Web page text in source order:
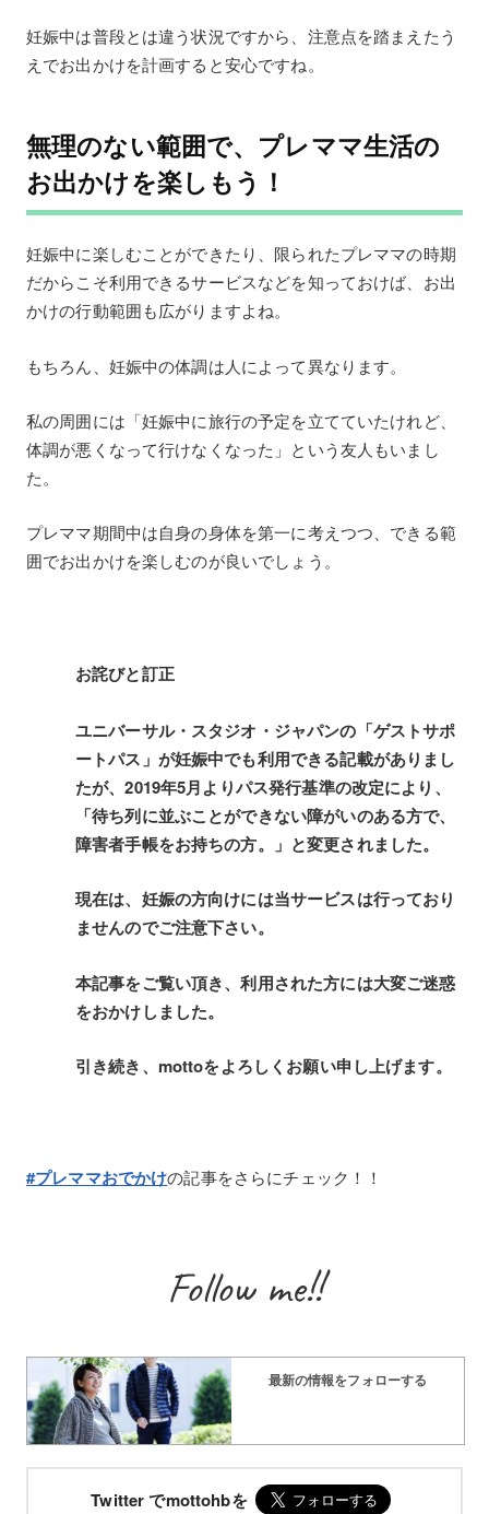
妊娠中は普段とは違う状況ですから、注意点を踏まえたう
えでお出かけを計画すると安心ですね。
無理のない範囲で、プレママ生活の
お出かけを楽しもう！
妊娠中に楽しむことができたり、限られたプレママの時期
だからこそ利用できるサービスなどを知っておけば、お出
かけの行動範囲も広がりますよね。
もちろん、妊娠中の体調は人によって異なります。
私の周囲には「妊娠中に旅行の予定を立てていたけれど、
体調が悪くなって行けなくなった」という友人もいまし
た。
プレママ期間中は自身の身体を第一に考えつつ、できる範
囲でお出かけを楽しむのが良いでしょう。
お詫びと訂正
ユニバーサル・スタジオ・ジャパンの「ゲストサポ
ートパス」が妊娠中でも利用できる記載がありまし
たが、2019年5月よりパス発行基準の改定により、
「待ち列に並ぶことができない障がいのある方で、
障害者手帳をお持ちの方。」と変更されました。
現在は、妊娠の方向けには当サービスは行っており
ませんのでご注意下さい。
本記事をご覧い頂き、利用された方には大変ご迷惑
をおかけしました。
引き続き、mottoをよろしくお願い申し上げます。
#プレママおでかけの記事をさらにチェック！！
Follow me!!
最新の情報をフォローする
Twitter でmottohbを